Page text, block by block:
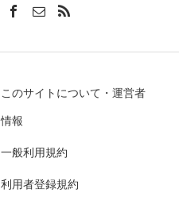
このサイトについて・運営者
情報
一般利用規約
利用者登録規約